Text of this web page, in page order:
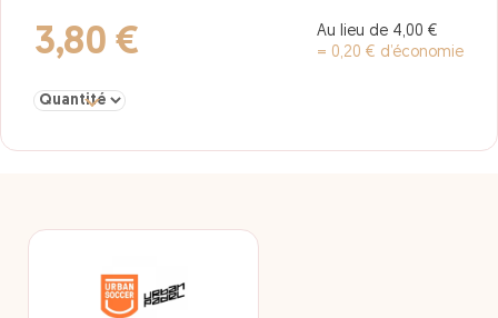
3,80 €
Au lieu de 4,00 €
= 0,20 € d’économie
Sélectionner la quantité pour UrbanSoccer ou UrbanPadel